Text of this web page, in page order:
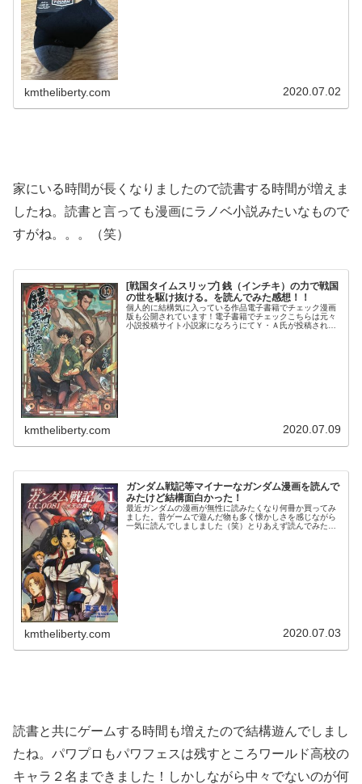
kmtheliberty.com 2020.07.02
家にいる時間が長くなりましたので読書する時間が増えま
したね。読書と言っても漫画にラノベ小説みたいなもので
すがね。。。（笑）
[戦国タイムスリップ] 銭（インチキ）の力で戦国
の世を駆け抜ける。を読んでみた感想！！
個人的に結構気に入っている作品電子書籍でチェック漫画
版も公開されています！電子書籍でチェックこちらは元々
小説投稿サイト小説家になろうにてＹ・Ａ氏が投稿されて
kmtheliberty.com 2020.07.09
ガンダム戦記等マイナーなガンダム漫画を読んで
みたけど結構面白かった！
最近ガンダムの漫画が無性に読みたくなり何冊か買ってみ
ました。昔ゲームで遊んだ物も多く懐かしさを感じながら
一気に読んでしましました（笑）とりあえず読んでみたも
kmtheliberty.com 2020.07.03
読書と共にゲームする時間も増えたので結構遊んでしまし
たね。パワプロもパワフェスは残すところワールド高校の
キャラ２名まできました！しかしながら中々でないのが何